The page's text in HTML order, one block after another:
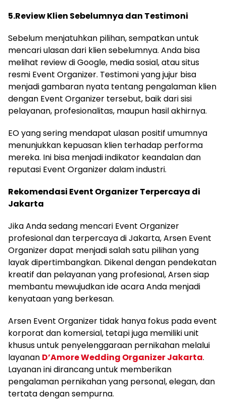
5.Review Klien Sebelumnya dan Testimoni
Sebelum menjatuhkan pilihan, sempatkan untuk
mencari ulasan dari klien sebelumnya. Anda bisa
melihat review di Google, media sosial, atau situs
resmi Event Organizer. Testimoni yang jujur bisa
menjadi gambaran nyata tentang pengalaman klien
dengan Event Organizer tersebut, baik dari sisi
pelayanan, profesionalitas, maupun hasil akhirnya.
EO yang sering mendapat ulasan positif umumnya
menunjukkan kepuasan klien terhadap performa
mereka. Ini bisa menjadi indikator keandalan dan
reputasi Event Organizer dalam industri.
Rekomendasi Event Organizer Terpercaya di
Jakarta
Jika Anda sedang mencari Event Organizer
profesional dan terpercaya di Jakarta, Arsen Event
Organizer dapat menjadi salah satu pilihan yang
layak dipertimbangkan. Dikenal dengan pendekatan
kreatif dan pelayanan yang profesional, Arsen siap
membantu mewujudkan ide acara Anda menjadi
kenyataan yang berkesan.
Arsen Event Organizer tidak hanya fokus pada event
korporat dan komersial, tetapi juga memiliki unit
khusus untuk penyelenggaraan pernikahan melalui
layanan D’Amore Wedding Organizer Jakarta.
Layanan ini dirancang untuk memberikan
pengalaman pernikahan yang personal, elegan, dan
tertata dengan sempurna.